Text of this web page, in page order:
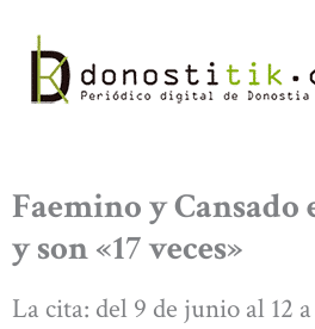
contenido
Faemino y
y son «17 veces»
La cita: del 9 de junio al 12